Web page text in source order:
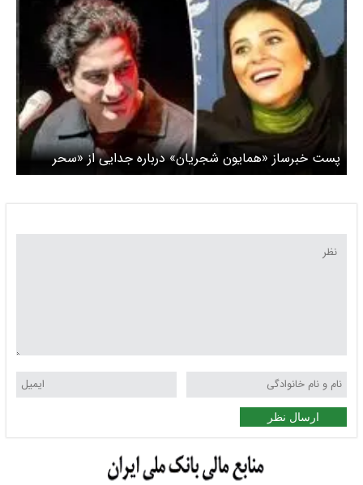
پست خبرساز «همایون شجریان» درباره جدایی از «سحر
دولتشاهی»/ عکس
ارسال نظر